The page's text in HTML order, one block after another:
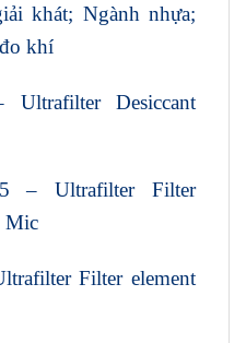
khát; Ngành nhựa;
khí
Desiccant
– Ultrafilter Filter
Mic
Filter element